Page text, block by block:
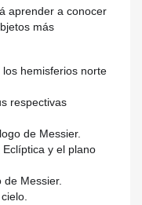
aprender a conocer
más
hemisferios norte
respectivas
de Messier.
y el plano
Messier.